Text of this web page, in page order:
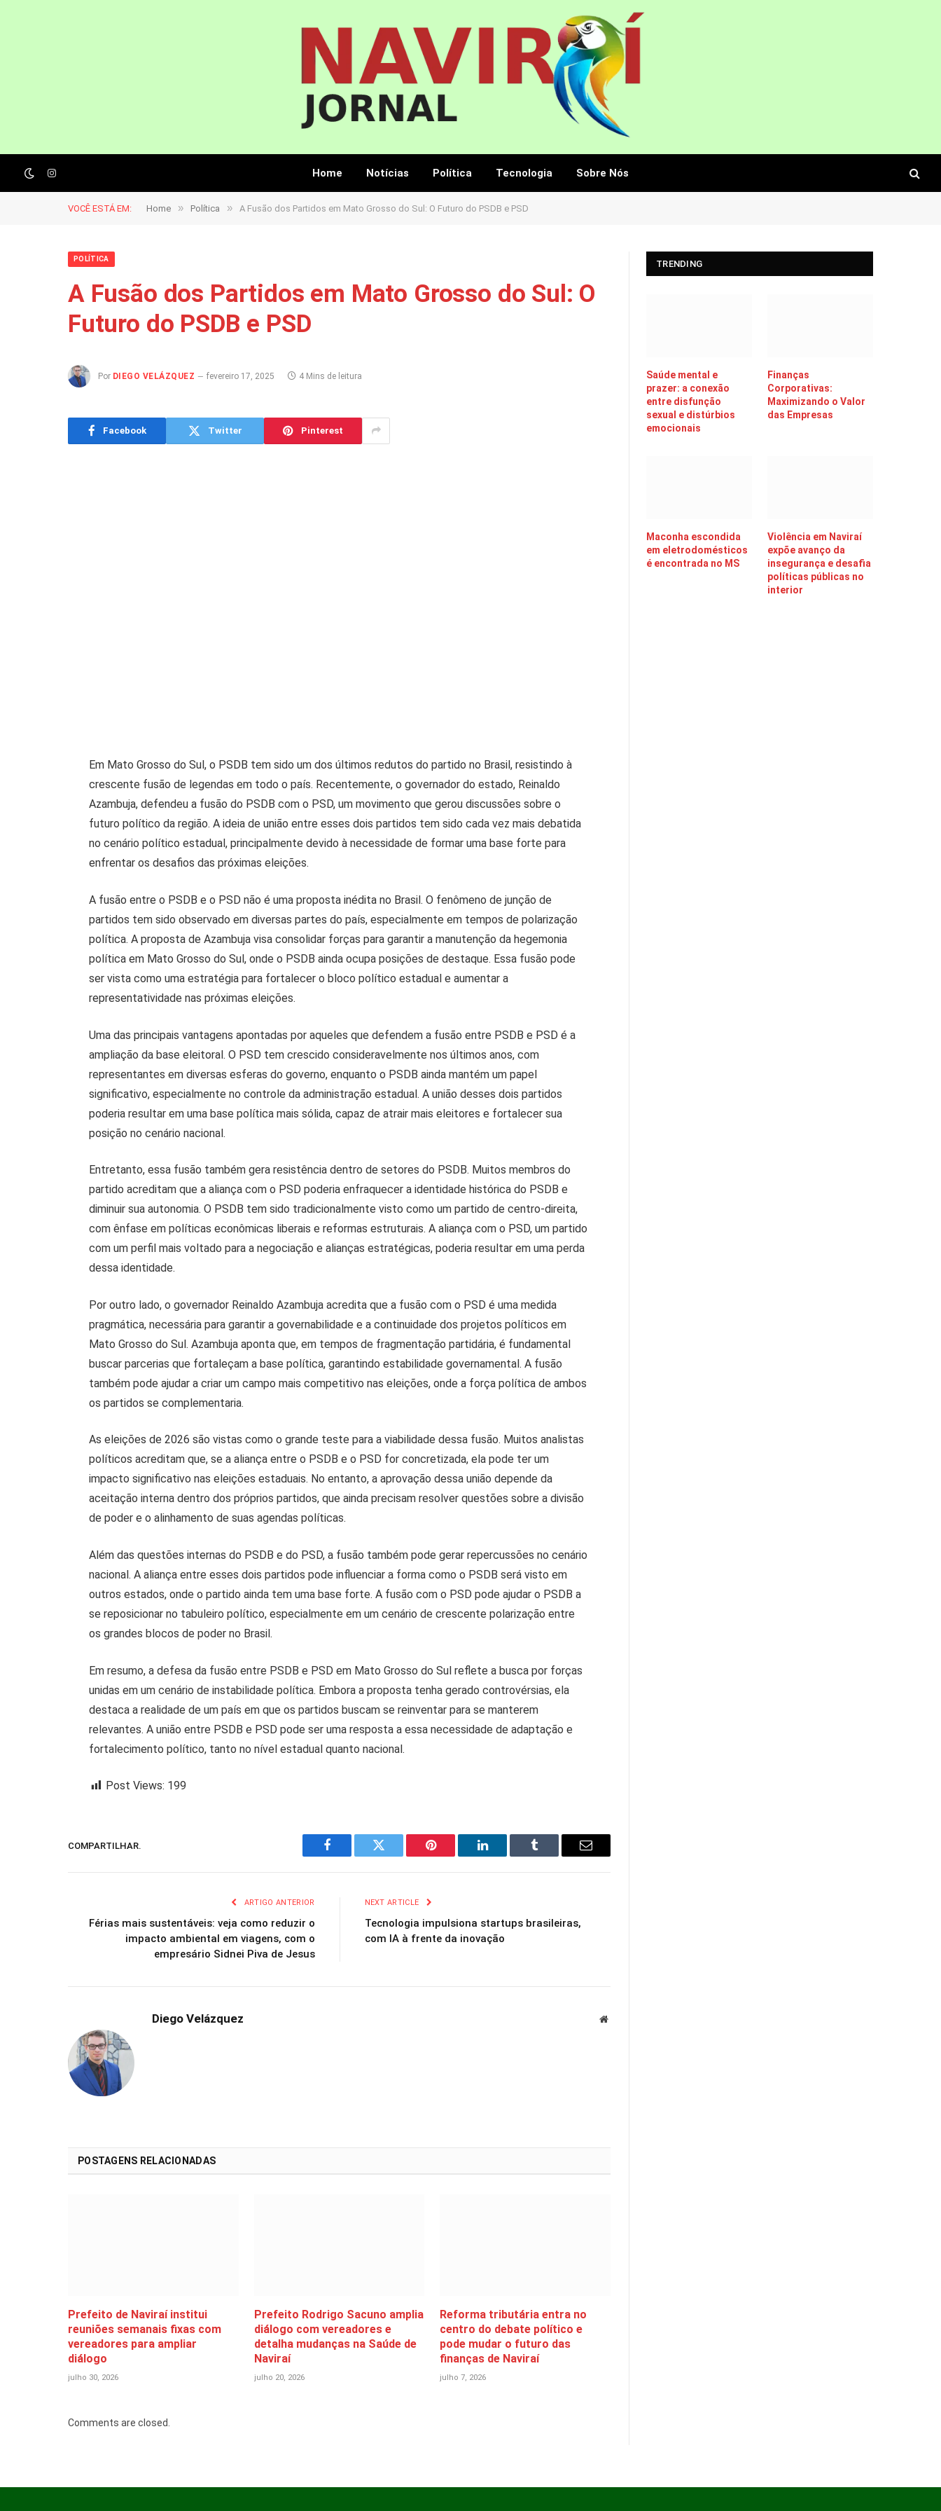
Instagram Home Notícias Política Tecnologia Sobre Nós
VOCÊ ESTÁ EM: Home » Política » A Fusão dos Partidos em Mato Grosso do Sul: O Futuro do PSDB e PSD
POLÍTICA
A Fusão dos Partidos em Mato Grosso do Sul: O
Futuro do PSDB e PSD
Por DIEGO VELÁZQUEZ fevereiro 17, 2025 4 Mins de leitura
Facebook Twitter Pinterest
Em Mato Grosso do Sul, o PSDB tem sido um dos últimos redutos do partido no Brasil, resistindo à
crescente fusão de legendas em todo o país. Recentemente, o governador do estado, Reinaldo
Azambuja, defendeu a fusão do PSDB com o PSD, um movimento que gerou discussões sobre o
futuro político da região. A ideia de união entre esses dois partidos tem sido cada vez mais debatida
no cenário político estadual, principalmente devido à necessidade de formar uma base forte para
enfrentar os desafios das próximas eleições.
A fusão entre o PSDB e o PSD não é uma proposta inédita no Brasil. O fenômeno de junção de
partidos tem sido observado em diversas partes do país, especialmente em tempos de polarização
política. A proposta de Azambuja visa consolidar forças para garantir a manutenção da hegemonia
política em Mato Grosso do Sul, onde o PSDB ainda ocupa posições de destaque. Essa fusão pode
ser vista como uma estratégia para fortalecer o bloco político estadual e aumentar a
representatividade nas próximas eleições.
Uma das principais vantagens apontadas por aqueles que defendem a fusão entre PSDB e PSD é a
ampliação da base eleitoral. O PSD tem crescido consideravelmente nos últimos anos, com
representantes em diversas esferas do governo, enquanto o PSDB ainda mantém um papel
significativo, especialmente no controle da administração estadual. A união desses dois partidos
poderia resultar em uma base política mais sólida, capaz de atrair mais eleitores e fortalecer sua
posição no cenário nacional.
Entretanto, essa fusão também gera resistência dentro de setores do PSDB. Muitos membros do
partido acreditam que a aliança com o PSD poderia enfraquecer a identidade histórica do PSDB e
diminuir sua autonomia. O PSDB tem sido tradicionalmente visto como um partido de centro-direita,
com ênfase em políticas econômicas liberais e reformas estruturais. A aliança com o PSD, um partido
com um perfil mais voltado para a negociação e alianças estratégicas, poderia resultar em uma perda
dessa identidade.
Por outro lado, o governador Reinaldo Azambuja acredita que a fusão com o PSD é uma medida
pragmática, necessária para garantir a governabilidade e a continuidade dos projetos políticos em
Mato Grosso do Sul. Azambuja aponta que, em tempos de fragmentação partidária, é fundamental
buscar parcerias que fortaleçam a base política, garantindo estabilidade governamental. A fusão
também pode ajudar a criar um campo mais competitivo nas eleições, onde a força política de ambos
os partidos se complementaria.
As eleições de 2026 são vistas como o grande teste para a viabilidade dessa fusão. Muitos analistas
políticos acreditam que, se a aliança entre o PSDB e o PSD for concretizada, ela pode ter um
impacto significativo nas eleições estaduais. No entanto, a aprovação dessa união depende da
aceitação interna dentro dos próprios partidos, que ainda precisam resolver questões sobre a divisão
de poder e o alinhamento de suas agendas políticas.
Além das questões internas do PSDB e do PSD, a fusão também pode gerar repercussões no cenário
nacional. A aliança entre esses dois partidos pode influenciar a forma como o PSDB será visto em
outros estados, onde o partido ainda tem uma base forte. A fusão com o PSD pode ajudar o PSDB a
se reposicionar no tabuleiro político, especialmente em um cenário de crescente polarização entre
os grandes blocos de poder no Brasil.
Em resumo, a defesa da fusão entre PSDB e PSD em Mato Grosso do Sul reflete a busca por forças
unidas em um cenário de instabilidade política. Embora a proposta tenha gerado controvérsias, ela
destaca a realidade de um país em que os partidos buscam se reinventar para se manterem
relevantes. A união entre PSDB e PSD pode ser uma resposta a essa necessidade de adaptação e
fortalecimento político, tanto no nível estadual quanto nacional.
Post Views: 199
COMPARTILHAR.
Facebook Twitter Pinterest LinkedIn Tumblr Email
ARTIGO ANTERIOR
Férias mais sustentáveis: veja como reduzir o
impacto ambiental em viagens, com o
empresário Sidnei Piva de Jesus
NEXT ARTICLE
Tecnologia impulsiona startups brasileiras,
com IA à frente da inovação
Diego Velázquez Website
POSTAGENS RELACIONADAS
Prefeito de Naviraí institui
reuniões semanais fixas com
vereadores para ampliar
diálogo
julho 30, 2026
Prefeito Rodrigo Sacuno amplia
diálogo com vereadores e
detalha mudanças na Saúde de
Naviraí
julho 20, 2026
Reforma tributária entra no
centro do debate político e
pode mudar o futuro das
finanças de Naviraí
julho 7, 2026
Comments are closed.
TRENDING
Saúde mental e
prazer: a conexão
entre disfunção
sexual e distúrbios
emocionais
Finanças
Corporativas:
Maximizando o Valor
das Empresas
Maconha escondida
em eletrodomésticos
é encontrada no MS
Violência em Naviraí
expõe avanço da
insegurança e desafia
políticas públicas no
interior